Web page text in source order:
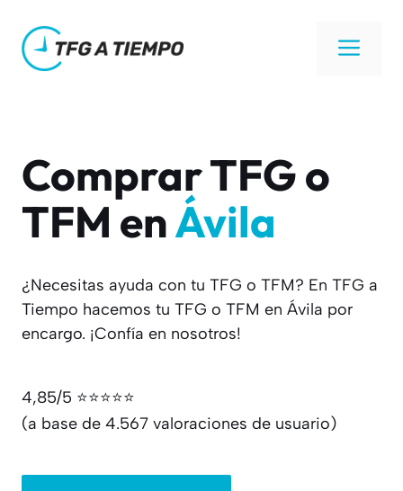
contenido
Comprar TFG o
TFM enÁvila
¿Necesitas ayuda con tu TFG o TFM? En TFG a
Tiempo hacemos tu TFG o TFM en Ávila por
encargo. ¡Confía en nosotros!
4,85/5 ⭐⭐⭐⭐⭐
(a base de 4.567 valoraciones de usuario)